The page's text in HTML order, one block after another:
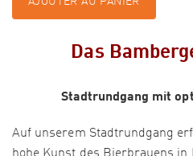
Das
Stadtrundgang mit
Auf unserem Stadtrundgang